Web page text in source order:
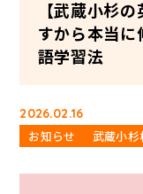
【武蔵小杉
すから本当
語学習法
2026.02.16
お知らせ 武蔵小杉